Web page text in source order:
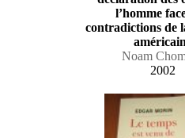
l’homme
contradictions de
Noam
2002